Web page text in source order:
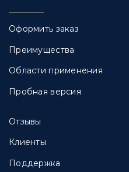
Оформить заказ
Преимущества
Области применения
Пробная версия
Отзывы
Клиенты
Поддержка